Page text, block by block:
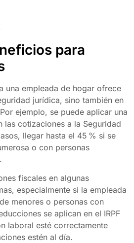
para
una empleada de hogar ofrece
jurídica, sino también en
ejemplo, se puede aplicar una
las cotizaciones a la Seguridad
llegar hasta el 45 % si se
o con personas
fiscales en algunas
especialmente si la empleada
menores o personas con
se aplican en el IRPF
laboral esté correctamente
estén al día.